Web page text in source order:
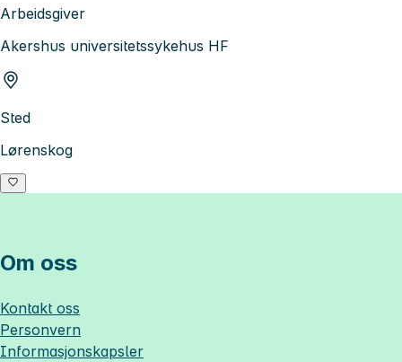
Arbeidsgiver
Akershus universitetssykehus HF
Sted
Lørenskog
Om oss
Kontakt oss
Personvern
Informasjonskapsler